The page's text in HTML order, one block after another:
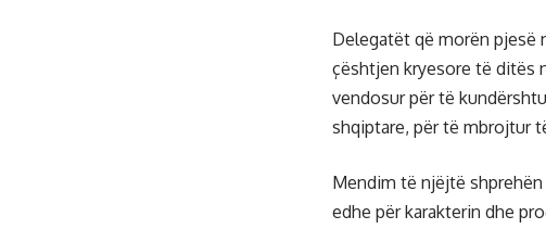
Delegatët që morën pjesë
çështjen kryesore të ditës
vendosur për të
shqiptare, për të mbrojtur
Mendim të njëjtë
edhe për karakterin dhe